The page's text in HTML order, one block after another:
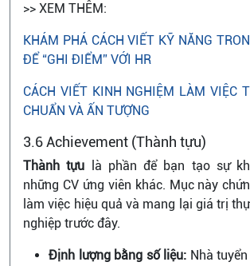
>> XEM THÊM:
KHÁM PHÁ CÁCH VIẾT KỸ NĂNG
ĐỂ “GHI ĐIỂM” VỚI HR
CÁCH VIẾT KINH NGHIỆM LÀM VIỆC
CHUẨN VÀ ẤN TƯỢNG
3.6 Achievement (Thành tựu)
Thành tựu
là phần để bạn tạo sự
những CV ứng viên khác. Mục này
làm việc hiệu quả và mang lại giá trị
nghiệp trước đây.
Định lượng bằng số liệu: Nhà